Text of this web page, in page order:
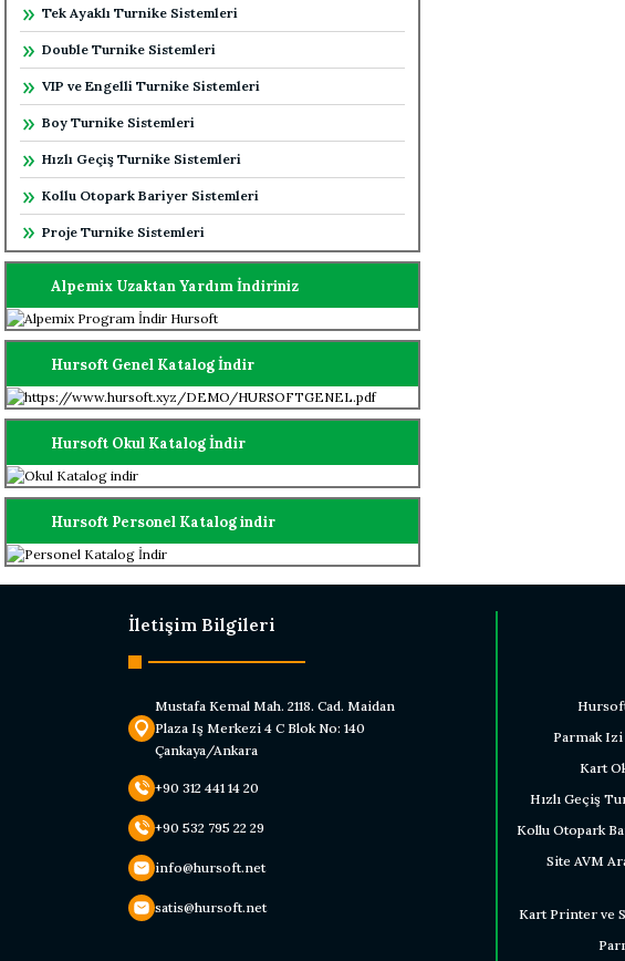
Tek Ayaklı Turnike Sistemleri
Double Turnike Sistemleri
VIP ve Engelli Turnike Sistemleri
Boy Turnike Sistemleri
Hızlı Geçiş Turnike Sistemleri
Kollu Otopark Bariyer Sistemleri
Proje Turnike Sistemleri
Alpemix Uzaktan Yardım İndiriniz
Hursoft Genel Katalog İndir
Hursoft Okul Katalog İndir
Hursoft Personel Katalog indir
İletişim Bilgileri
Mustafa Kemal Mah. 2118. Cad. Maidan
Plaza Iş Merkezi 4 C Blok No: 140
Çankaya/Ankara
+90 312 441 14 20
+90 532 795 22 29
info@hursoft.net
satis@hursoft.net
Hursoft
Parmak Izi
Kart
Hızlı Geçiş
Kollu Otopark
Site AVM
Kart Printer ve